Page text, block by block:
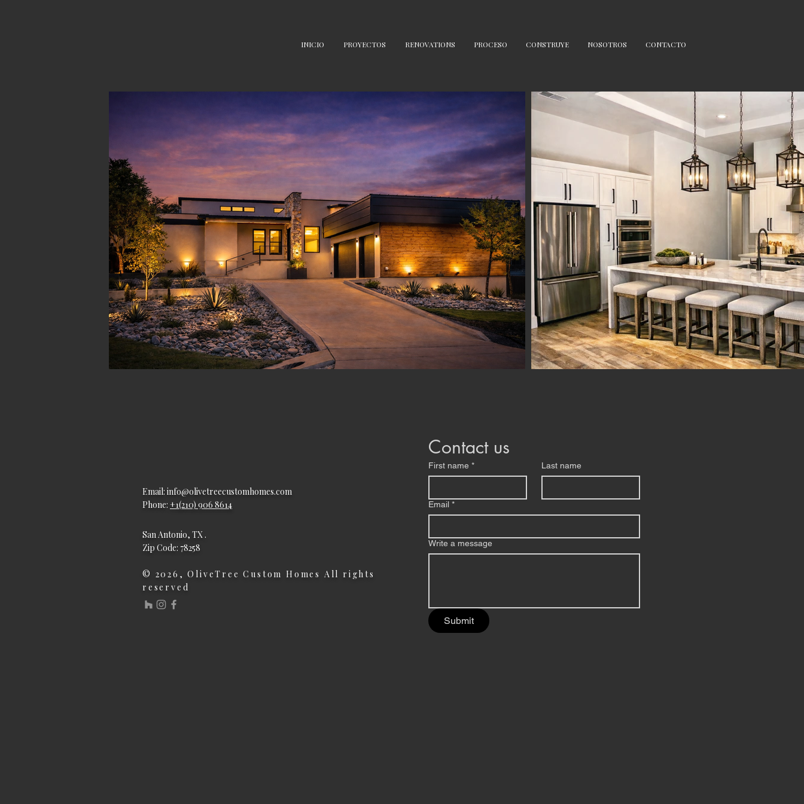
INICIO PROYECTOS RENOVATIONS PROCESO CONSTRUYE NOSOTROS CONTACTO
Email: info@olivetreecustomhomes.com
Phone: +1(210) 906 8614
San Antonio, TX .
Zip Code: 78258
© 2026, OliveTree Custom Homes All rights
reserved
Contact us
First name * Last name
Email *
Write a message
Submit